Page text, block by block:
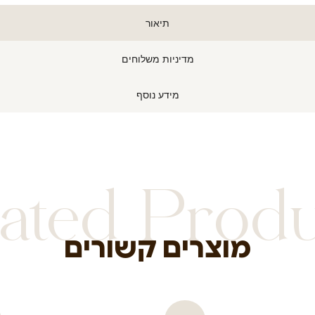
תיאור
מדיניות משלוחים
מידע נוסף
מוצרים קשורים